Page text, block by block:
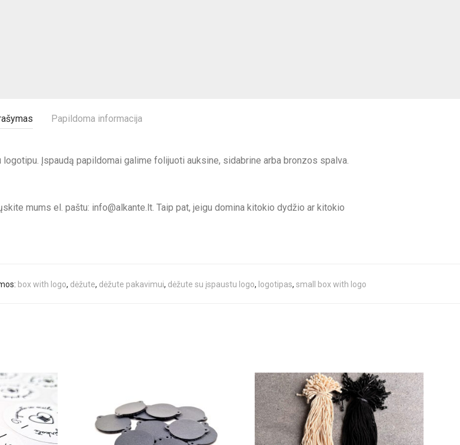
Papildoma informacija
Įspaudą papildomai galime folijuoti auksine, sidabrine arba bronzos spalva.
mums el. paštu: info@alkante.lt. Taip pat, jeigu domina kitokio dydžio ar kitokio
box with logo, dėžute, dėžute pakavimui, dėžute su įspaustu logo, logotipas, small box with logo